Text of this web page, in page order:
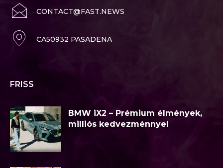
CONTACT@FAST.NEWS
CA50932 PASADENA
FRISS
BMW iX2 – Prémium élmények,
milliós kedvezménnyel